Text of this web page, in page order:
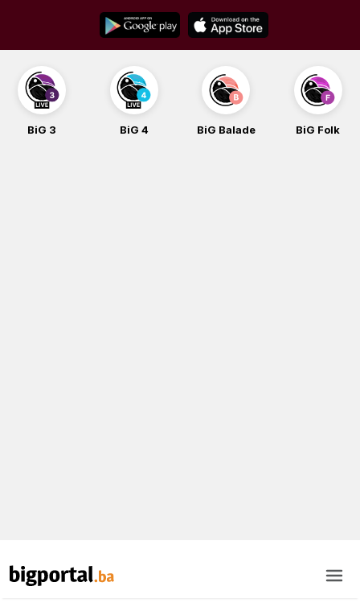
content
BiG 3 BiG 4 BiG Balade BiG Folk